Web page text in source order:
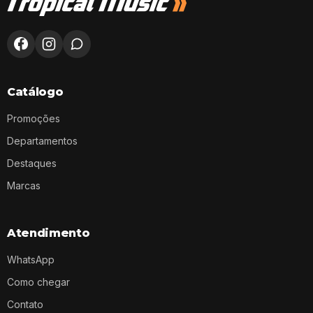
Catálogo
Promoções
Departamentos
Destaques
Marcas
Atendimento
WhatsApp
Como chegar
Contato